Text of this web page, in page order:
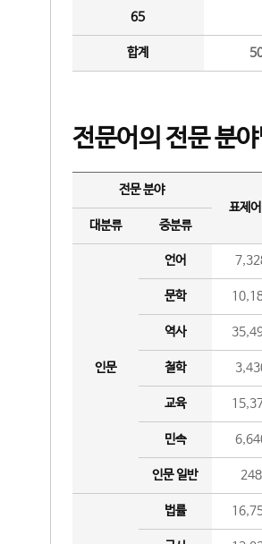
65
합계
전문어의 전문 분
전문 분야
표제
대분류
중분류
인문
언어
문학
역사
철학
교육
민속
인문 일반 248
법률